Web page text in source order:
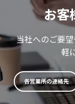
お客
当社へのご要
軽
各営業所の連絡先